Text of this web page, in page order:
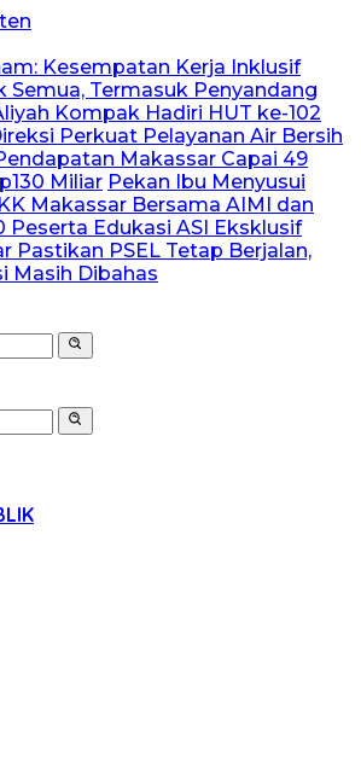
Kesempatan Kerja Inklusif
Semua, Termasuk Penyandang
Kompak Hadiri HUT ke-102
Perkuat Pelayanan Air Bersih
Makassar Capai 49
Miliar Pekan Ibu Menyusui
Makassar Bersama AIMI dan
Peserta Edukasi ASI Eksklusif
Pastikan PSEL Tetap Berjalan,
Masih Dibahas